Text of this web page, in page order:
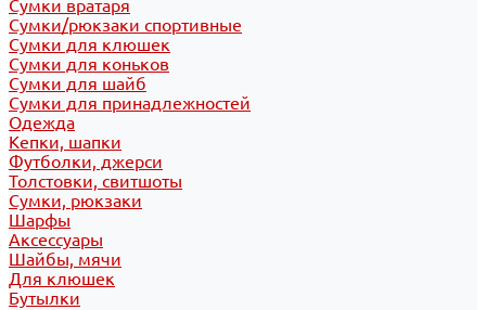
Сумки вратаря
Сумки/рюкзаки спортивные
Сумки для клюшек
Сумки для коньков
Сумки для шайб
Сумки для принадлежностей
Одежда
Кепки, шапки
Футболки, джерси
Толстовки, свитшоты
Сумки, рюкзаки
Шарфы
Аксессуары
Шайбы, мячи
Для клюшек
Бутылки